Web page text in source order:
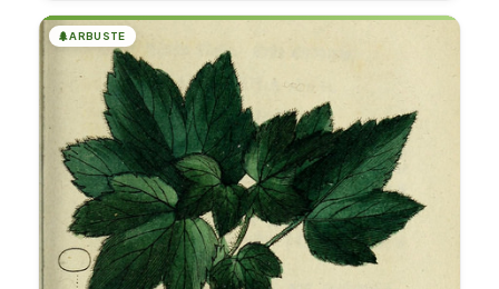
🌲ARBUSTE